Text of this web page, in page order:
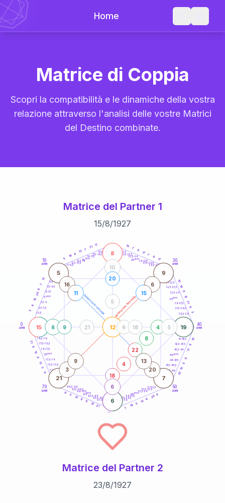
Home
Matrice di Coppia
Scopri la compatibilità e le dinamiche della vostra
relazione attraverso l'analisi delle vostre Matrici
del Destino combinate.
Matrice del Partner 1
15/8/1927
generazione maschile generazione femminile
0
anni
10
anni
30
anni
40
anni
50
anni
60
70
anni
1-2,5
2,5-3,5
3,5-4
6-7,5
7,5-8,5
8,5-9
11-12,5
12,5-13,5
13,5-14
16-17,5
17,5-18,5
18,5-19
21-22,5
22,5-23,5
23,5-24
26-27,5
27,5-28,5
28,5-29
31-32,5
32,5-33,5
33,5-34
36-37,5
37,5-38,5
38,5-39
41-42,5
42,5-43,5
43,5-44
46-47,5
47,5-48,5
48,5-49
51-52,5
52,5-53,5
53,5-54
56-57,5
57,5-58,5
58,5-59
61-62,5
62,5-63,5
63,5-64
66-67,5
67,5-68,5
68,5-69
71-72,5
72,5-73,5
73,5-74
76-77,5
77,5-78,5
78,5-79
5
8
10
20
9
7
12
5
18 4
13
7
21 11 15
7
6
17
7
8
17
10
19
11
10
21
11
3
10
9
17
8
5
15
22
9
20
6
13
5
19
7
21
15
6
9
12
3
6
6
3
12
9
15
6
21
15
8
19
6
12
5 9
21 7
18
4
22
8
4
6
10
5
6
9
20
6 18
21
5
16
11
6
15
3
9
20
13
5anni
15 anni 25anni
35anni
45anni
55anni
65anni
75anni
Matrice del Partner 2
23/8/1927